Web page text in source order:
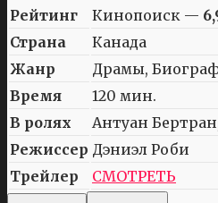
Рейтинг Кинопоиск —
Страна
Канада
Жанр
Драмы,
Время
120 мин.
В ролях
Антуан
Режиссер Дэниэл Роби
Трейлер
СМОТРЕТЬ